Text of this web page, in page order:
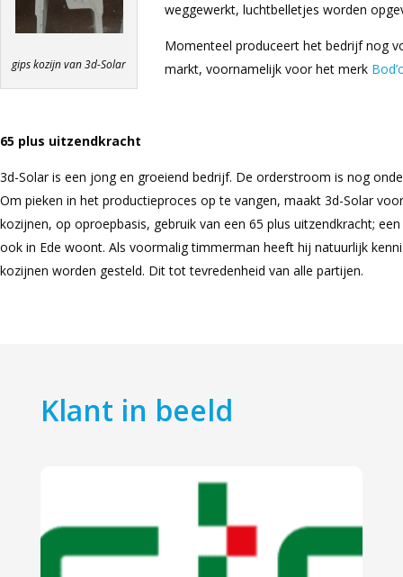
gips kozijn van 3d-Solar
weggewerkt, luchtbelletjes worden
Momenteel produceert het bedrijf nog
markt, voornamelijk voor het merk
65 plus uitzendkracht
3d-Solar is een jong en groeiend bedrijf. De orderstroom is nog
Om pieken in het productieproces op te vangen, maakt 3d-Solar
kozijnen, op oproepbasis, gebruik van een 65 plus uitzendkracht;
ook in Ede woont. Als voormalig timmerman heeft hij natuurlijk
kozijnen worden gesteld. Dit tot tevredenheid van alle partijen.
Klant in beeld